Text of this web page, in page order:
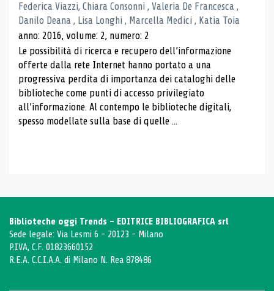
Federica Viazzi, Chiara Consonni , Valeria De Francesca ,
Danilo Deana , Lisa Longhi , Marcella Medici , Katia Toia
anno: 2016, volume: 2, numero: 2
Le possibilità di ricerca e recupero dell’informazione
offerte dalla rete Internet hanno portato a una
progressiva perdita di importanza dei cataloghi delle
biblioteche come punti di accesso privilegiato
all’informazione. Al contempo le biblioteche digitali,
spesso modellate sulla base di quelle ...
Biblioteche oggi Trends - EDITRICE BIBLIOGRAFICA srl
Sede legale: Via Lesmi 6 - 20123 - Milano
P.IVA, C.F. 01823660152
R.E.A. C.C.I.A.A. di Milano N. Rea 878486